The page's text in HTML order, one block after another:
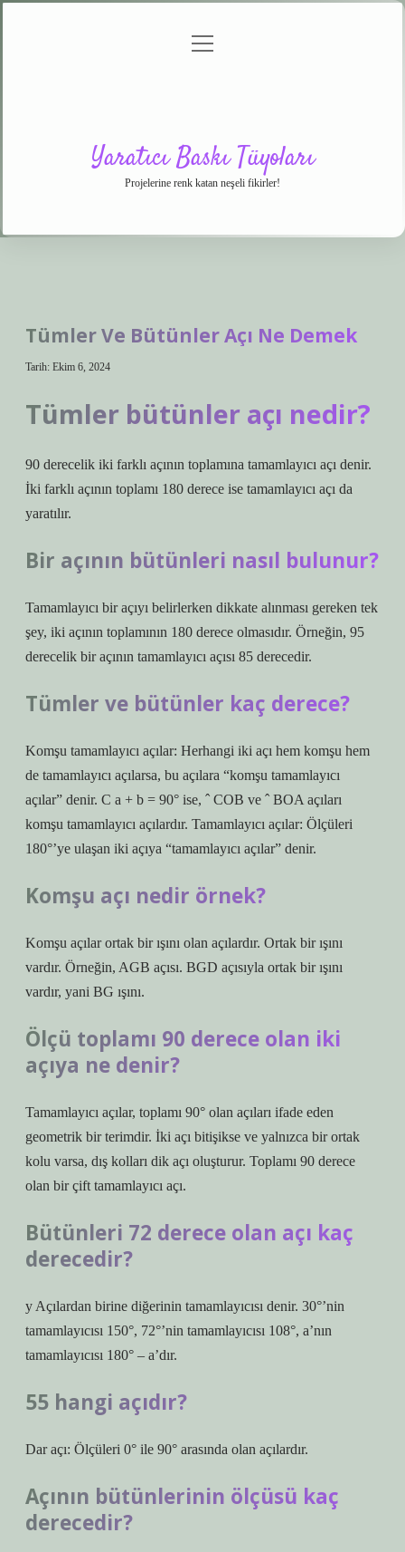
menüyü
Yaratıcı Baskı Tüyoları
Projelerine renk katan neşeli fikirler!
Tümler Ve Bütünler Açı Ne Demek
Tarih: Ekim 6, 2024
Tümler bütünler açı nedir?
90 derecelik iki farklı açının toplamına tamamlayıcı açı denir.
İki farklı açının toplamı 180 derece ise tamamlayıcı açı da
yaratılır.
Bir açının bütünleri nasıl bulunur?
Tamamlayıcı bir açıyı belirlerken dikkate alınması gereken tek
şey, iki açının toplamının 180 derece olmasıdır. Örneğin, 95
derecelik bir açının tamamlayıcı açısı 85 derecedir.
Tümler ve bütünler kaç derece?
Komşu tamamlayıcı açılar: Herhangi iki açı hem komşu hem
de tamamlayıcı açılarsa, bu açılara “komşu tamamlayıcı
açılar” denir. C a + b = 90° ise, ˆ COB ve ˆ BOA açıları
komşu tamamlayıcı açılardır. Tamamlayıcı açılar: Ölçüleri
180°’ye ulaşan iki açıya “tamamlayıcı açılar” denir.
Komşu açı nedir örnek?
Komşu açılar ortak bir ışını olan açılardır. Ortak bir ışını
vardır. Örneğin, AGB açısı. BGD açısıyla ortak bir ışını
vardır, yani BG ışını.
Ölçü toplamı 90 derece olan iki
açıya ne denir?
Tamamlayıcı açılar, toplamı 90° olan açıları ifade eden
geometrik bir terimdir. İki açı bitişikse ve yalnızca bir ortak
kolu varsa, dış kolları dik açı oluşturur. Toplamı 90 derece
olan bir çift tamamlayıcı açı.
Bütünleri 72 derece olan açı kaç
derecedir?
y Açılardan birine diğerinin tamamlayıcısı denir. 30°’nin
tamamlayıcısı 150°, 72°’nin tamamlayıcısı 108°, a’nın
tamamlayıcısı 180° – a’dır.
55 hangi açıdır?
Dar açı: Ölçüleri 0° ile 90° arasında olan açılardır.
Açının bütünlerinin ölçüsü kaç
derecedir?